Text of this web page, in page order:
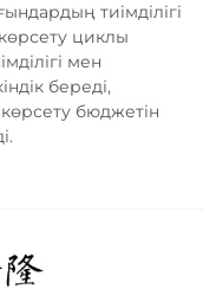
тиімділігі
циклы
мен
береді,
бюджетін